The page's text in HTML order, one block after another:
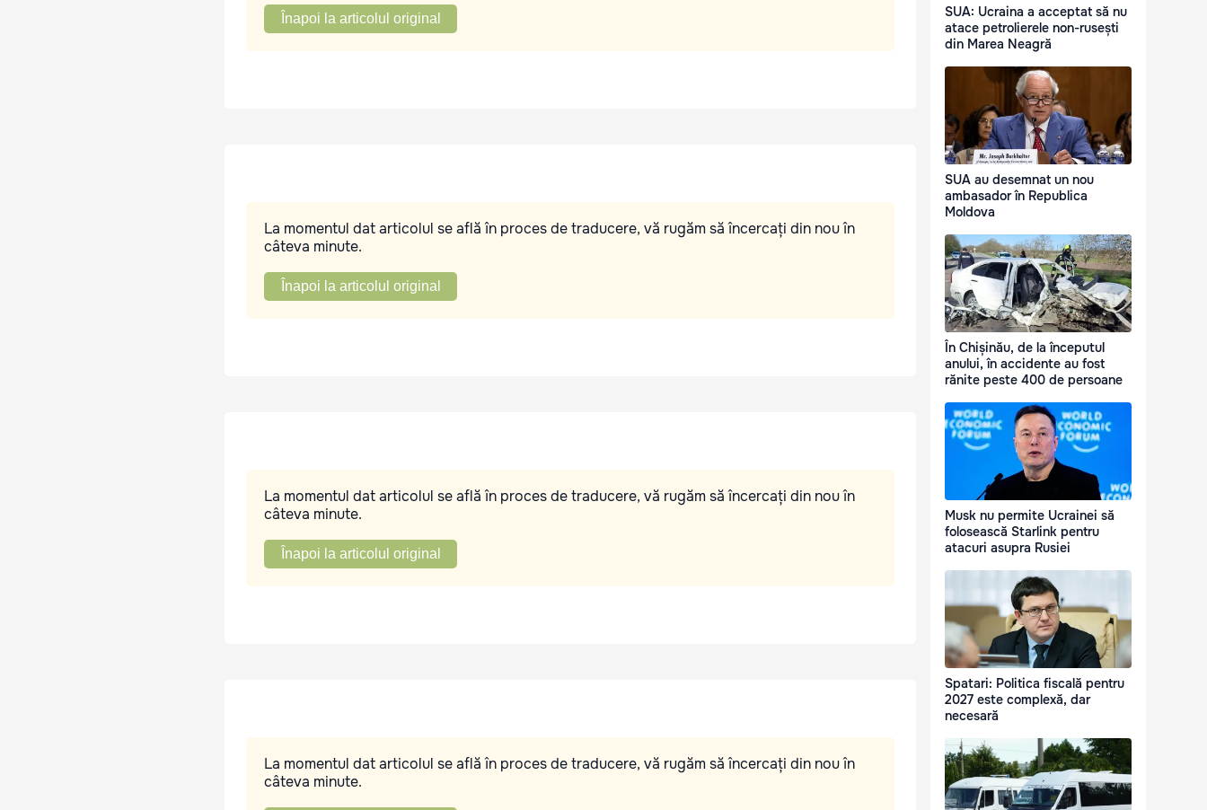
Înapoi la articolul original
La momentul dat articolul se află în proces de traducere, vă rugăm să încercați din nou în
câteva minute.
Înapoi la articolul original
La momentul dat articolul se află în proces de traducere, vă rugăm să încercați din nou în
câteva minute.
Înapoi la articolul original
La momentul dat articolul se află în proces de traducere, vă rugăm să încercați din nou în
câteva minute.
SUA: Ucraina a acceptat să nu
atace petrolierele non-rusești
din Marea Neagră
SUA au desemnat un nou
ambasador în Republica
Moldova
În Chișinău, de la începutul
anului, în accidente au fost
rănite peste 400 de persoane
Musk nu permite Ucrainei să
folosească Starlink pentru
atacuri asupra Rusiei
Spatari: Politica fiscală pentru
2027 este complexă, dar
necesară